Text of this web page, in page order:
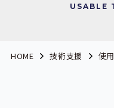
USABLE
HOME 技術支援 使